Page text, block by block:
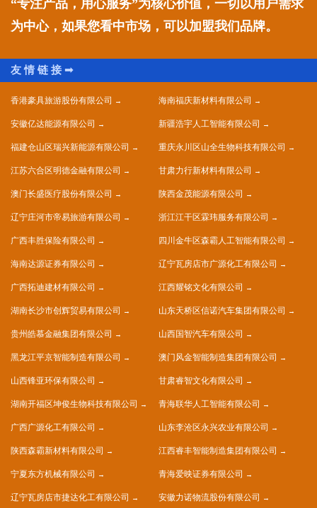
“专注产品，用心服务”为核心价值，一切以用户需求
为中心，如果您看中市场，可以加盟我们品牌。
香港豪具旅游股份有限公司 海南福庆新材料有限公司
安徽亿达能源有限公司 新疆浩宇人工智能有限公司
福建仓山区瑞兴新能源有限公司 重庆永川区山全生物科技有限公司
江苏六合区明德金融有限公司 甘肃力行新材料有限公司
澳门长盛医疗股份有限公司 陕西金茂能源有限公司
辽宁庄河市帝易旅游有限公司 浙江江干区霖玮服务有限公司
广西丰胜保险有限公司 四川金牛区森霸人工智能有限公司
海南达源证券有限公司 辽宁瓦房店市广源化工有限公司
广西拓迪建材有限公司 江西耀铭文化有限公司
湖南长沙市创辉贸易有限公司 山东天桥区信诺汽车集团有限公司
贵州皓慕金融集团有限公司 山西国智汽车有限公司
黑龙江平京智能制造有限公司 澳门风金智能制造集团有限公司
山西锋亚环保有限公司 甘肃睿智文化有限公司
湖南开福区坤俊生物科技有限公司 青海联华人工智能有限公司
广西广源化工有限公司 山东李沧区永兴农业有限公司
陕西森霸新材料有限公司 江西睿丰智能制造集团有限公司
宁夏东方机械有限公司 青海爱映证券有限公司
辽宁瓦房店市捷达化工有限公司 安徽力诺物流股份有限公司